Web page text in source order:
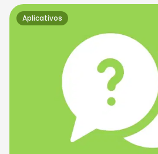
Aplicativos